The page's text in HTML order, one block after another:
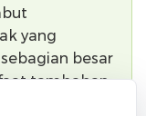
yang
besar
tambahan
yang jauh